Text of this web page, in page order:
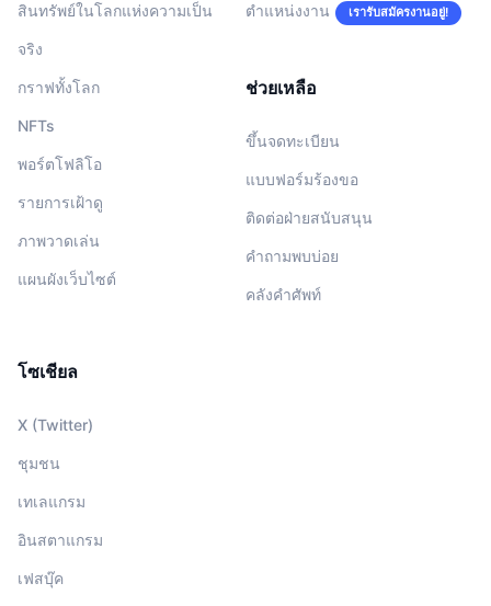
สินทรัพย์ในโลกแห่งความเป็น
จริง
กราฟทั้งโลก
NFTs
พอร์ตโฟลิโอ
รายการเฝ้าดู
ภาพวาดเล่น
แผนผังเว็บไซต์
ตำแหน่งงาน เรารับสมัครงานอยู่!
ช่วยเหลือ
ขึ้นจดทะเบียน
แบบฟอร์มร้องขอ
ติดต่อฝ่ายสนับสนุน
คำถามพบบ่อย
คลังคำศัพท์
โซเชียล
X (Twitter)
ชุมชน
เทเลแกรม
อินสตาแกรม
เฟสบุ๊ค